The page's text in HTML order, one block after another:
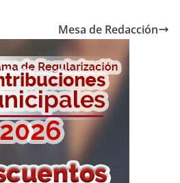
Mesa de Redacción